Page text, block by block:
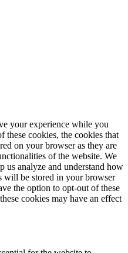
your experience while you
these cookies, the cookies that
on your browser as they are
of the website. We
us analyze and understand how
will be stored in your browser
the option to opt-out of these
cookies may have an effect